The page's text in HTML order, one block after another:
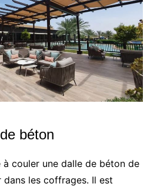
béton
couler une dalle de béton de
les coffrages. Il est